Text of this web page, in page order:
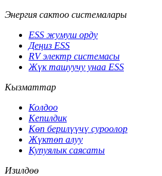
Энергия сактоо системалары
ESS жумуш орду
Деңиз ESS
RV электр системасы
Жүк ташуучу унаа ESS
Кызматтар
Колдоо
Кепилдик
Көп берилүүчү суроолор
Жүктөп алуу
Купуялык саясаты
Изилдөө